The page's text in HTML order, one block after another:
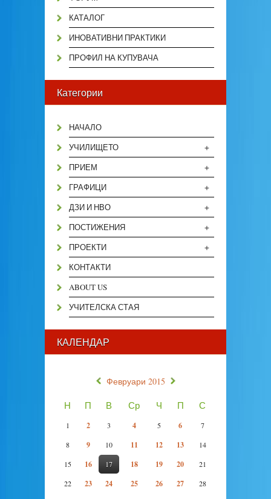
КАТАЛОГ
ИНОВАТИВНИ ПРАКТИКИ
ПРОФИЛ НА КУПУВАЧА
Категории
НАЧАЛО
+
УЧИЛИЩЕТО
+
ПРИЕМ
+
ГРАФИЦИ
+
ДЗИ И НВО
+
ПОСТИЖЕНИЯ
+
ПРОЕКТИ
КОНТАКТИ
ABOUT US
УЧИТЕЛСКА СТАЯ
КАЛЕНДАР
« Февруари 2015 »
Н П В Ср Ч П С
1 2 3 4 5 6
7
8
9 10 11 12 13
14
15
16 17 18 19 20
21
22
23 24 25 26 27 28